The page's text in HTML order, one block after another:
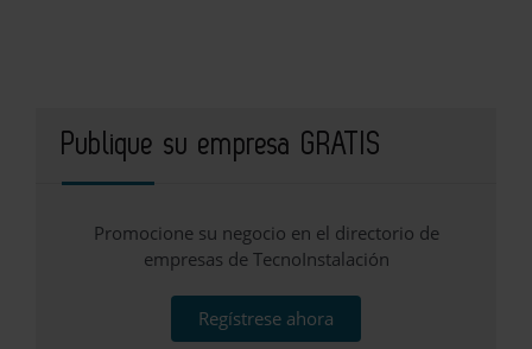
Publique su empresa GRATIS
Promocione su negocio en el directorio de
empresas de TecnoInstalación
Regístrese ahora